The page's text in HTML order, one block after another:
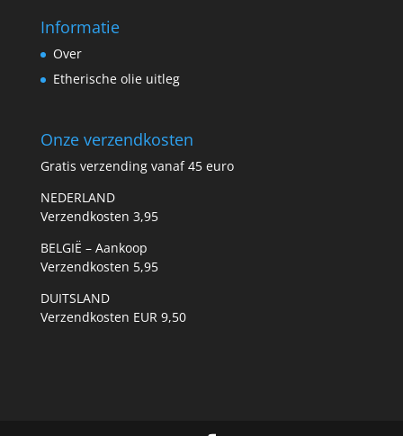
Informatie
Over
Etherische olie uitleg
Onze verzendkosten
Gratis verzending vanaf 45 euro
NEDERLAND
Verzendkosten 3,95
BELGIË – Aankoop
Verzendkosten 5,95
DUITSLAND
Verzendkosten EUR 9,50